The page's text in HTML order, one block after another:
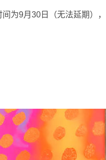
为9月30日（无法延期）